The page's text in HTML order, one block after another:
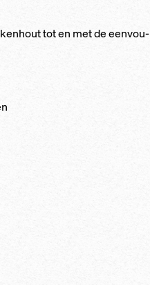
tot en met de een­vou­